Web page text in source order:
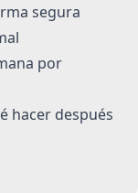
segura
por
hacer después